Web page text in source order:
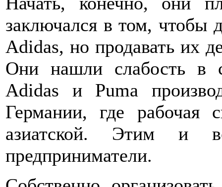
заключался в том, чтобы
Adidas, но продавать их
Они нашли слабость в
Adidas и Puma
Германии, где рабочая
азиатской. Этим и
предприниматели.